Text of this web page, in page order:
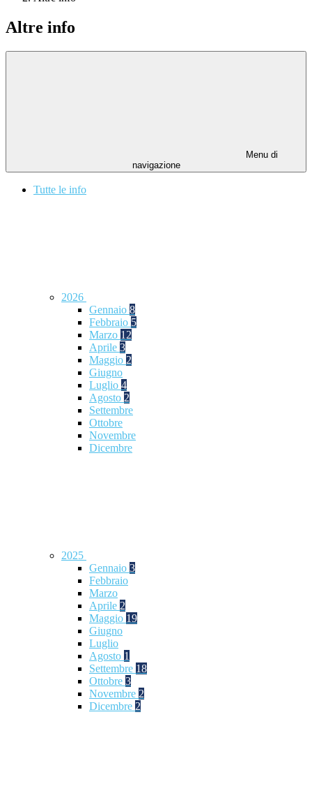
Altre info
Menu di
navigazione
Tutte le info
2026
Gennaio 8
Febbraio 5
Marzo 12
Aprile 3
Maggio 2
Giugno
Luglio 4
Agosto 2
Settembre
Ottobre
Novembre
Dicembre
2025
Gennaio 3
Febbraio
Marzo
Aprile 2
Maggio 19
Giugno
Luglio
Agosto 1
Settembre 18
Ottobre 3
Novembre 2
Dicembre 2